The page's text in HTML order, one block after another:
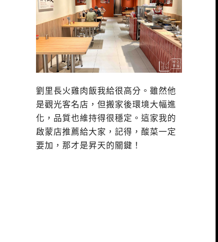
劉里長火雞肉飯我給很高分。雖然他
是觀光客名店，但搬家後環境大幅進
化，品質也維持得很穩定。這家我的
啟蒙店推薦給大家，記得，酸菜一定
要加，那才是昇天的關鍵！